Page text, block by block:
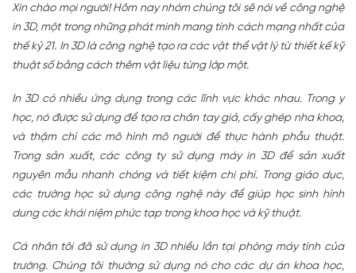
Xin chào mọi người! Hôm nay nhóm chúng tôi sẽ nói về công nghệ
in 3D, một trong những phát minh mang tính cách mạng nhất của
thế kỷ 21. In 3D là công nghệ tạo ra các vật thể vật lý từ thiết kế kỹ
thuật số bằng cách thêm vật liệu từng lớp một.
In 3D có nhiều ứng dụng trong các lĩnh vực khác nhau. Trong y
học, nó được sử dụng để tạo ra chân tay giả, cấy ghép nha khoa,
và thậm chí các mô hình mô người để thực hành phẫu thuật.
Trong sản xuất, các công ty sử dụng máy in 3D để sản xuất
nguyên mẫu nhanh chóng và tiết kiệm chi phí. Trong giáo dục,
các trường học sử dụng công nghệ này để giúp học sinh hình
dung các khái niệm phức tạp trong khoa học và kỹ thuật.
Cá nhân tôi đã sử dụng in 3D nhiều lần tại phòng máy tính của
trường. Chúng tôi thường sử dụng nó cho các dự án khoa học,